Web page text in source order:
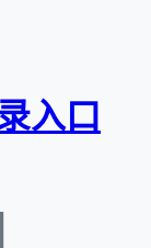
入口